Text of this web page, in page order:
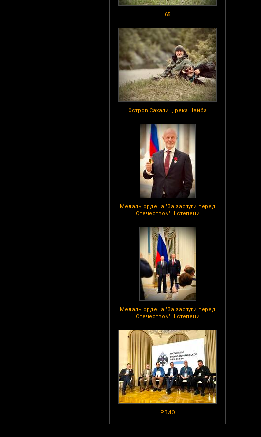
65
Остров Сахалин, река Найба
Медаль ордена "За заслуги перед
Отечеством" II степени
Медаль ордена "За заслуги перед
Отечеством" II степени
РВИО